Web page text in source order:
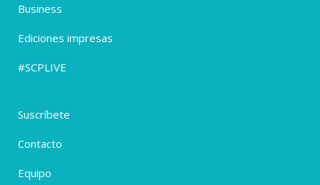
Business
Ediciones impresas
#SCPLIVE
Suscríbete
Contacto
Equipo